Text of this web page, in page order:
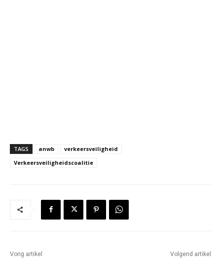
TAGS anwb
verkeersveiligheid
Verkeersveiligheidscoalitie
Vorig artikel Volgend artikel